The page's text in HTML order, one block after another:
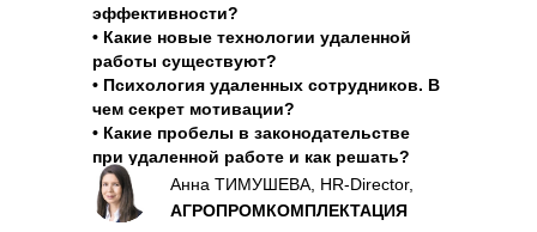
Анна ТИМУШЕВА, HR-Director,
АГРОПРОМКОМПЛЕКТАЦИЯ
эффективности?
• Какие новые технологии удаленной
работы существуют?
• Психология удаленных сотрудников. В
чем секрет мотивации?
• Какие пробелы в законодательстве
при удаленной работе и как решать?